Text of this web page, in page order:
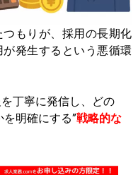
もりが、採用の長期化
発生するという悪循環
丁寧に発信し、どの
明確にする”戦略的な